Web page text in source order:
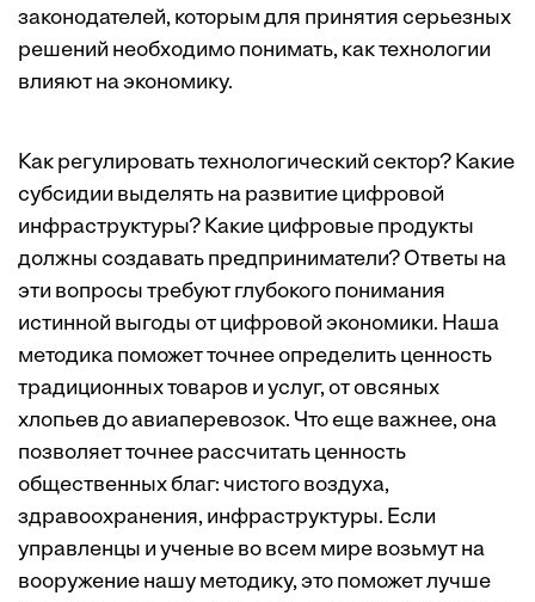
законодателей, которым для принятия серьезных
решений необходимо понимать, как технологии
влияют на экономику.
Как регулировать технологический сектор? Какие
субсидии выделять на развитие цифровой
инфраструктуры? Какие цифровые продукты
должны создавать предприниматели? Ответы на
эти вопросы требуют глубокого понимания
истинной выгоды от цифровой экономики. Наша
методика поможет точнее определить ценность
традиционных товаров и услуг, от овсяных
хлопьев до авиаперевозок. Что еще важнее, она
позволяет точнее рассчитать ценность
общественных благ: чистого воздуха,
здравоохранения, инфраструктуры. Если
управленцы и ученые во всем мире возьмут на
вооружение нашу методику, это поможет лучше